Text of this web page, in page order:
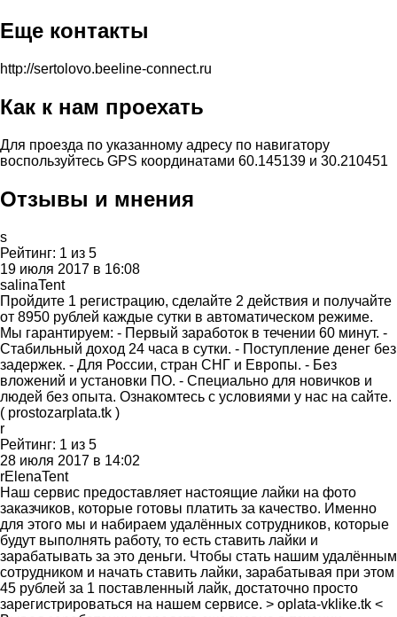
Еще контакты
http://sertolovo.beeline-connect.ru
Как к нам проехать
Для проезда по указанному адресу по навигатору
воспользуйтесь GPS координатами 60.145139 и 30.210451
Отзывы и мнения
s
Рейтинг: 1 из 5
19 июля 2017 в 16:08
salinaTent
Пройдите 1 регистрацию, сделайте 2 действия и получайте
от 8950 рублей каждые сутки в автоматическом режиме.
Мы гарантируем: - Первый заработок в течении 60 минут. -
Стабильный доход 24 часа в сутки. - Поступление денег без
задержек. - Для России, стран СНГ и Европы. - Без
вложений и установки ПО. - Специально для новичков и
людей без опыта. Ознакомтесь с условиями у нас на сайте.
( prostozarplata.tk )
r
Рейтинг: 1 из 5
28 июля 2017 в 14:02
rElenaTent
Наш сервис предоставляет настоящие лайки на фото
заказчиков, которые готовы платить за качество. Именно
для этого мы и набираем удалённых сотрудников, которые
будут выполнять работу, то есть ставить лайки и
зарабатывать за это деньги. Чтобы стать нашим удалённым
сотрудником и начать ставить лайки, зарабатывая при этом
45 рублей за 1 поставленный лайк, достаточно просто
зарегистрироваться на нашем сервисе. > oplata-vklike.tk <